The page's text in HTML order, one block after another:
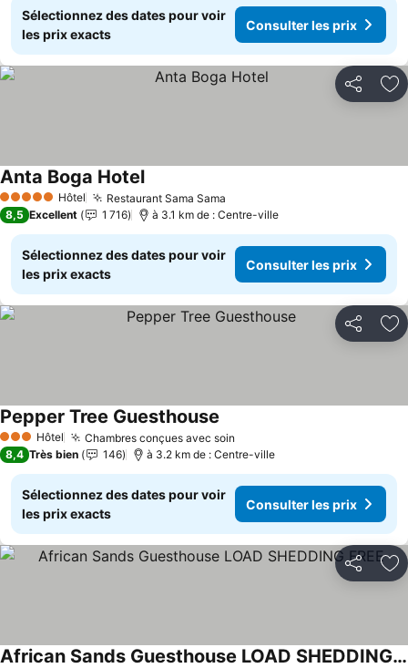
Sélectionnez des dates pour voir
les prix exacts
Consulter les prix
Partager
5 Étoiles Hôtel Restaurant Sama Sama
Anta Boga HotelConsulter les prix
8,5 Excellent 1 716 à 3.1 km de : Centre-ville
Sélectionnez des dates pour voir
les prix exacts
Consulter les prix
Partager
3 ÉtoilesHôtel Chambres conçues avec soin
Pepper Tree Guesthouse
8,4 Très bien 146 à 3.2 km de : Centre-ville
Sélectionnez des dates pour voir
les prix exacts
Consulter les prix
Partager
African Sands Guesthouse LOAD SHEDDING FREE